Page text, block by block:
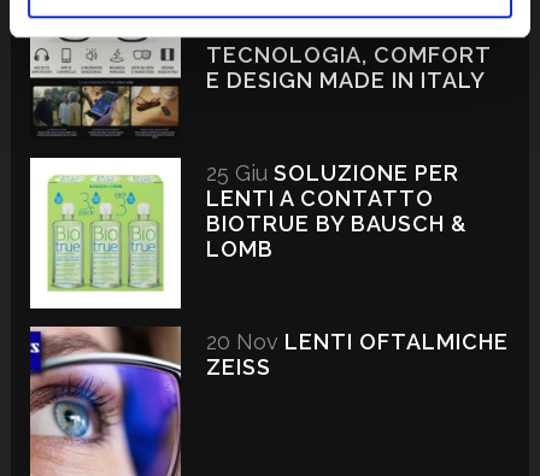
TECNOLOGIA, COMFORT
E DESIGN MADE IN ITALY
25 Giu SOLUZIONE PER
LENTI A CONTATTO
BIOTRUE BY BAUSCH &
LOMB
20 Nov LENTI OFTALMICHE
ZEISS